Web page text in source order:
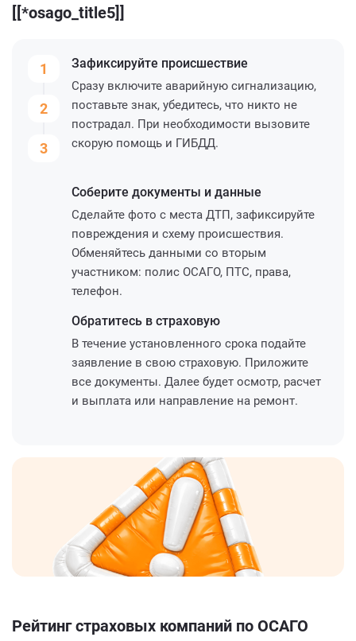
[[*osago_title5]]
1
2
3
Зафиксируйте происшествие
Сразу включите аварийную сигнализацию,
поставьте знак, убедитесь, что никто не
пострадал. При необходимости вызовите
скорую помощь и ГИБДД.
Соберите документы и данные
Сделайте фото с места ДТП, зафиксируйте
повреждения и схему происшествия.
Обменяйтесь данными со вторым
участником: полис ОСАГО, ПТС, права,
телефон.
Обратитесь в страховую
В течение установленного срока подайте
заявление в свою страховую. Приложите
все документы. Далее будет осмотр, расчет
и выплата или направление на ремонт.
Рейтинг страховых компаний по ОСАГО